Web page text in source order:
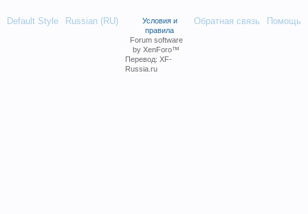
Default Style Russian (RU) Обратная связь Помощь
Условия и
правила
Forum software
by XenForo™
Перевод: XF-
Russia.ru